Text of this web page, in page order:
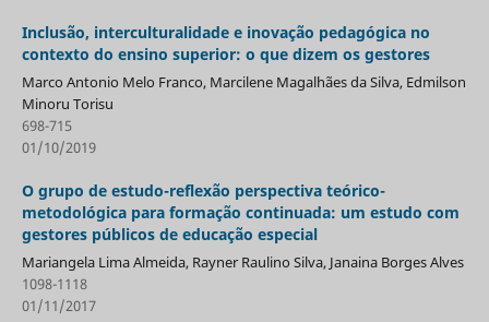
Inclusão, interculturalidade e inovação pedagógica no
contexto do ensino superior: o que dizem os gestores
Marco Antonio Melo Franco, Marcilene Magalhães da Silva, Edmilson
Minoru Torisu
698-715
01/10/2019
O grupo de estudo-reflexão perspectiva teórico-
metodológica para formação continuada: um estudo com
gestores públicos de educação especial
Mariangela Lima Almeida, Rayner Raulino Silva, Janaina Borges Alves
1098-1118
01/11/2017